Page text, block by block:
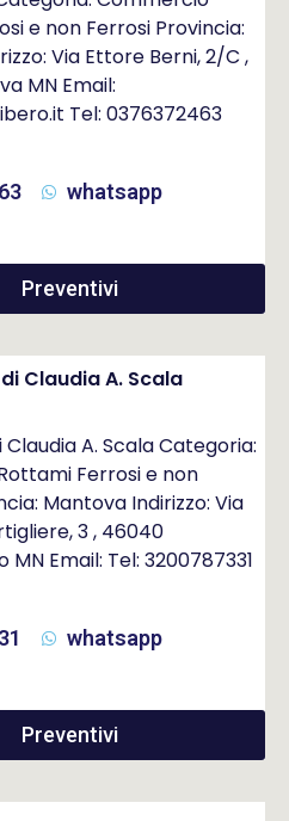
e non Ferrosi Provincia:
Via Ettore Berni, 2/C ,
MN Email:
Tel: 0376372463
whatsapp
Preventivi
Claudia A. Scala
A. Scala Categoria:
Ferrosi e non
Mantova Indirizzo: Via
3 , 46040
Email: Tel: 3200787331
whatsapp
Preventivi